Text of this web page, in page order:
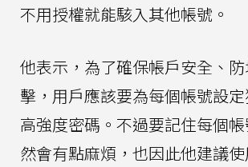
不用授權就能駭入其他帳號。
他表示，為了確保帳戶安全、
擊，用戶應該要為每個帳號設
高強度密碼。不過要記住每個
然會有點麻煩，也因此他建議